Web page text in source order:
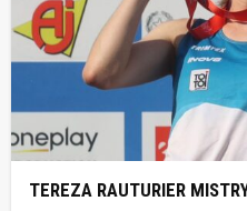
TEREZA RAUTURIER